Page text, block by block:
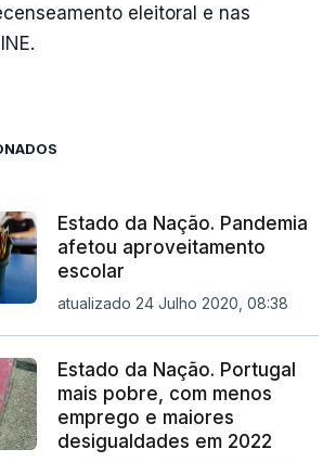
eleitoral e nas
Estado da Nação. Pandemia
afetou aproveitamento
escolar
atualizado 24 Julho 2020, 08:38
Estado da Nação. Portugal
mais pobre, com menos
emprego e maiores
desigualdades em 2022